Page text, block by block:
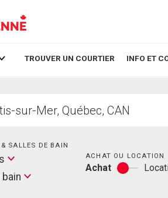
TROUVER UN COURTIER INFO ET
SALLES DE BAIN
bain
ACHAT OU LOCATION
Achat
Achat